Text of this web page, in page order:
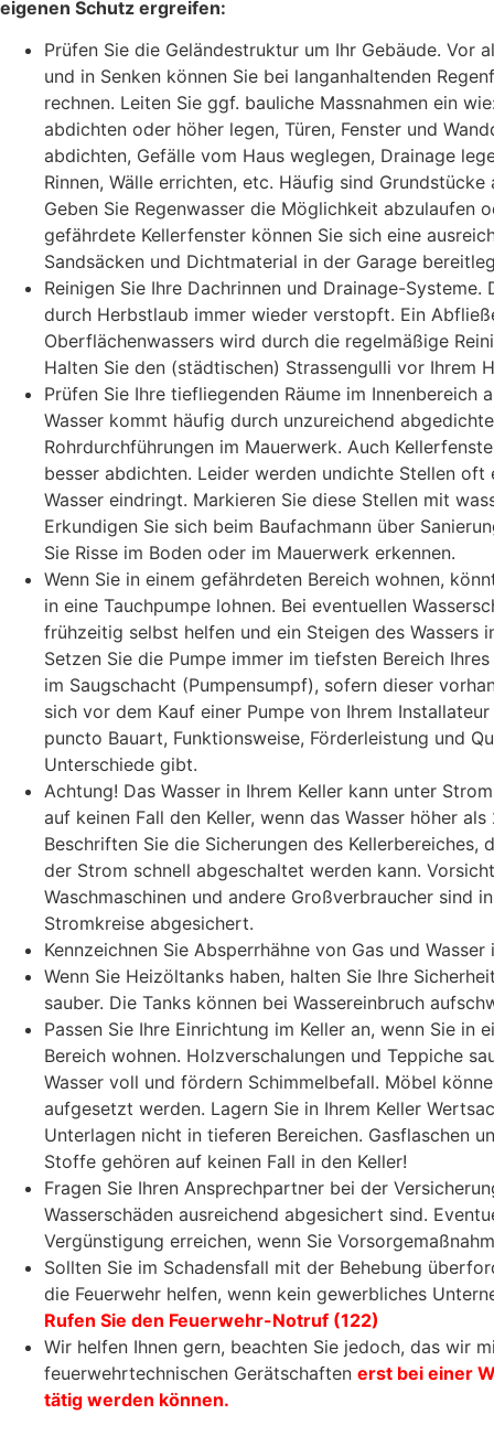
eigenen Schutz ergreifen:
Prüfen Sie die Geländestruktur um Ihr Gebäude. Vor
und in Senken können Sie bei langanhaltenden
rechnen. Leiten Sie ggf. bauliche Massnahmen ein
abdichten oder höher legen, Türen, Fenster und
abdichten, Gefälle vom Haus weglegen, Drainage
Rinnen, Wälle errichten, etc. Häufig sind Grundstücke
Geben Sie Regenwasser die Möglichkeit abzulaufen
gefährdete Kellerfenster können Sie sich eine
Sandsäcken und Dichtmaterial in der Garage
Reinigen Sie Ihre Dachrinnen und Drainage-Systeme.
durch Herbstlaub immer wieder verstopft. Ein
Oberflächenwassers wird durch die regelmäßige
Halten Sie den (städtischen) Strassengulli vor Ihrem
Prüfen Sie Ihre tiefliegenden Räume im Innenbereich
Wasser kommt häufig durch unzureichend
Rohrdurchführungen im Mauerwerk. Auch
besser abdichten. Leider werden undichte Stellen
Wasser eindringt. Markieren Sie diese Stellen mit
Erkundigen Sie sich beim Baufachmann über
Sie Risse im Boden oder im Mauerwerk erkennen.
Wenn Sie in einem gefährdeten Bereich wohnen,
in eine Tauchpumpe lohnen. Bei eventuellen
frühzeitig selbst helfen und ein Steigen des Wassers
Setzen Sie die Pumpe immer im tiefsten Bereich
im Saugschacht (Pumpensumpf), sofern dieser
sich vor dem Kauf einer Pumpe von Ihrem
puncto Bauart, Funktionsweise, Förderleistung und
Unterschiede gibt.
Achtung! Das Wasser in Ihrem Keller kann unter
auf keinen Fall den Keller, wenn das Wasser höher
Beschriften Sie die Sicherungen des Kellerbereiches,
der Strom schnell abgeschaltet werden kann.
Waschmaschinen und andere Großverbraucher sind
Stromkreise abgesichert.
Kennzeichnen Sie Absperrhähne von Gas und Wasser
Wenn Sie Heizöltanks haben, halten Sie Ihre
sauber. Die Tanks können bei Wassereinbruch
Passen Sie Ihre Einrichtung im Keller an, wenn Sie in
Bereich wohnen. Holzverschalungen und Teppiche
Wasser voll und fördern Schimmelbefall. Möbel
aufgesetzt werden. Lagern Sie in Ihrem Keller
Unterlagen nicht in tieferen Bereichen. Gasflaschen
Stoffe gehören auf keinen Fall in den Keller!
Fragen Sie Ihren Ansprechpartner bei der
Wasserschäden ausreichend abgesichert sind.
Vergünstigung erreichen, wenn Sie
Sollten Sie im Schadensfall mit der Behebung
die Feuerwehr helfen, wenn kein gewerbliches
Rufen Sie den Feuerwehr-Notruf (122)
Wir helfen Ihnen gern, beachten Sie jedoch, das wir
feuerwehrtechnischen Gerätschaften erst bei einer
tätig werden können.